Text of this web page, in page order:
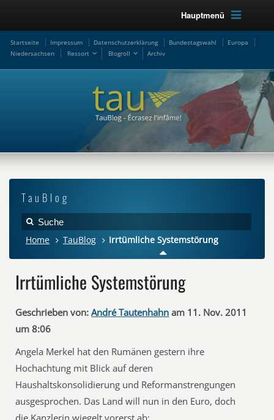
Hauptmenü
Startseite Impressum Datenschutzerklärung Bundestagswahl
Europa
Niedersachsen
Ressort Blogroll Archiv
TauBlog
Home TauBlog Irrtümliche Systemstörung
Irrtümliche Systemstörung
Geschrieben von: André Tautenhahn am 11. Nov. 2011
um 8:06
Angela Merkel hat den Rumänen gestern ihre
Hochachtung mit Blick auf deren
Haushaltskonsolidierung und Reformanstrengungen
ausgesprochen. Das Land will nun in den Euro, doch
die Kanzlerin wiegelt vorerst ab: